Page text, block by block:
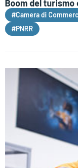
Boom del
#Camera di
#PNRR